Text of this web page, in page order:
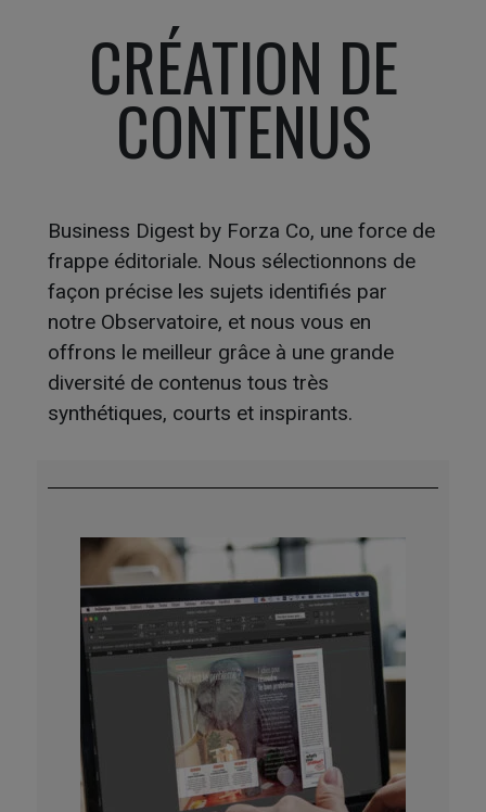
CRÉATION DE
CONTENUS
Business Digest by Forza Co, une force de
frappe éditoriale. Nous sélectionnons de
façon précise les sujets identifiés par
notre Observatoire, et nous vous en
offrons le meilleur grâce à une grande
diversité de contenus tous très
synthétiques, courts et inspirants.